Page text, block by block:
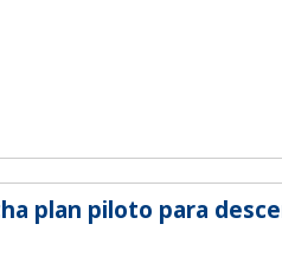
plan piloto para